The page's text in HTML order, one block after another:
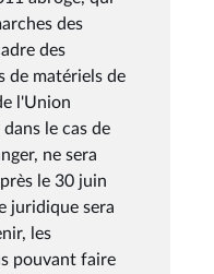
des
des
de matériels de
l'Union
le cas de
ne sera
le 30 juin
juridique sera
les
pouvant faire